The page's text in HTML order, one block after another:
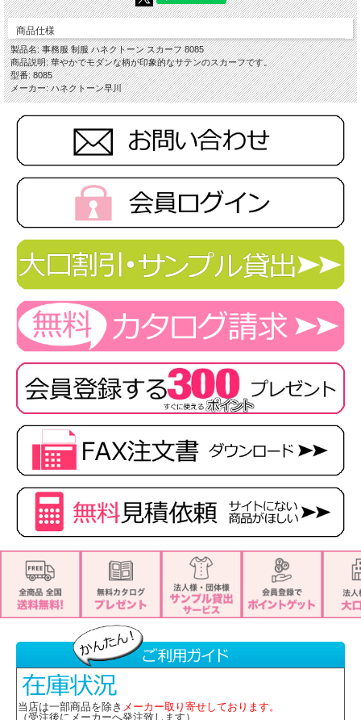
商品仕様
製品名: 事務服 制服 ハネクトーン スカーフ 8085
商品説明: 華やかでモダンな柄が印象的なサテンのスカーフです。
型番: 8085
メーカー: ハネクトーン早川
当店は一部商品を除き メーカー取り寄せしております。
（受注後にメーカーへ発注致します）